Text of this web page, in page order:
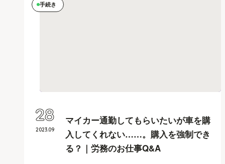
手続き
マイカー通勤してもらいたいが車を購
入してくれない……。購入を強制でき
る？｜労務のお仕事Q&A
2023. 09
28